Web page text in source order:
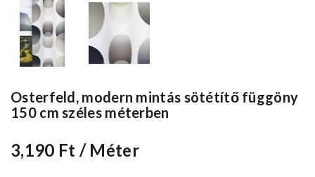
Osterfeld, modern mintás sötétítő függöny
150 cm széles méterben
3,190 Ft / Méter